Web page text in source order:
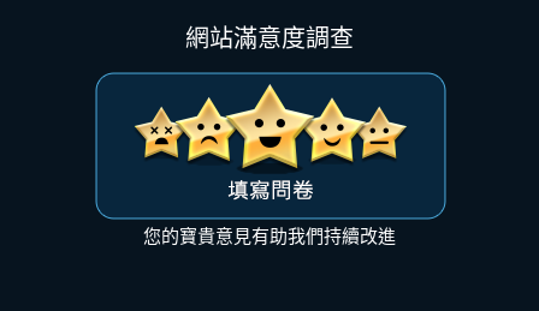
網站滿意度調查
您的寶貴意見有助我們持續改進